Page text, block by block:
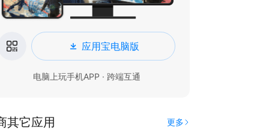
应用宝电脑版
电脑上玩手机APP · 跨端互通
其它应用 更多